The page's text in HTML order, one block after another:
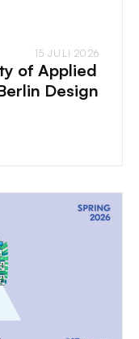
15 JULI 2026
of Applied
Design